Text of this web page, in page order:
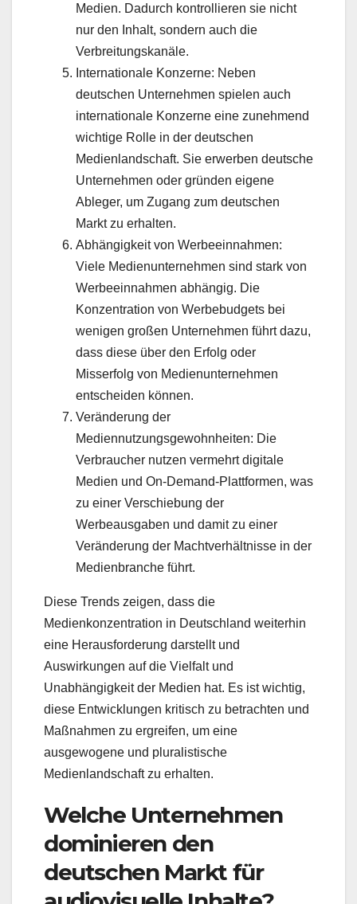
Medien. Dadurch kontrollieren sie nicht
nur den Inhalt, sondern auch die
Verbreitungskanäle.
Internationale Konzerne: Neben
deutschen Unternehmen spielen auch
internationale Konzerne eine zunehmend
wichtige Rolle in der deutschen
Medienlandschaft. Sie erwerben deutsche
Unternehmen oder gründen eigene
Ableger, um Zugang zum deutschen
Markt zu erhalten.
Abhängigkeit von Werbeeinnahmen:
Viele Medienunternehmen sind stark von
Werbeeinnahmen abhängig. Die
Konzentration von Werbebudgets bei
wenigen großen Unternehmen führt dazu,
dass diese über den Erfolg oder
Misserfolg von Medienunternehmen
entscheiden können.
Veränderung der
Mediennutzungsgewohnheiten: Die
Verbraucher nutzen vermehrt digitale
Medien und On-Demand-Plattformen, was
zu einer Verschiebung der
Werbeausgaben und damit zu einer
Veränderung der Machtverhältnisse in der
Medienbranche führt.
Diese Trends zeigen, dass die
Medienkonzentration in Deutschland weiterhin
eine Herausforderung darstellt und
Auswirkungen auf die Vielfalt und
Unabhängigkeit der Medien hat. Es ist wichtig,
diese Entwicklungen kritisch zu betrachten und
Maßnahmen zu ergreifen, um eine
ausgewogene und pluralistische
Medienlandschaft zu erhalten.
Welche Unternehmen
dominieren den
deutschen Markt für